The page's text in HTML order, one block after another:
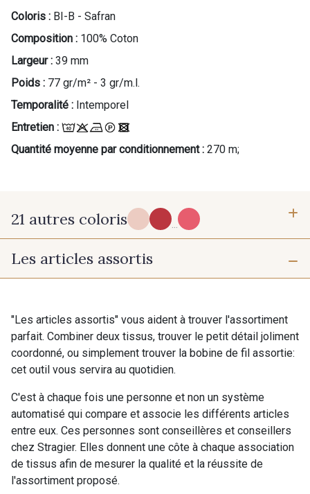
Coloris : BI-B - Safran
Composition : 100% Coton
Largeur : 39 mm
Poids : 77 gr/m² - 3 gr/m.l.
Temporalité : Intemporel
Entretien :
Quantité moyenne par conditionnement : 270 m;
21 autres coloris ...
D - Pois de senteur
Y - Lemon Curd A19 - September
M181 - Mimosa AD - Tournesol
NOUVEAU
X22 - Emeraude F - Bouteille et Or
Les articles assortis
"Les articles assortis" vous aident à trouver l'assortiment
parfait. Combiner deux tissus, trouver le petit détail joliment
coordonné, ou simplement trouver la bobine de fil assortie:
cet outil vous servira au quotidien.
C'est à chaque fois une personne et non un système
automatisé qui compare et associe les différents articles
entre eux. Ces personnes sont conseillères et conseillers
chez Stragier. Elles donnent une côte à chaque association
de tissus afin de mesurer la qualité et la réussite de
l'assortiment proposé.